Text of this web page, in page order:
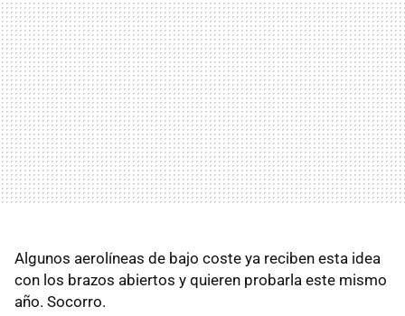
Algunos aerolíneas de bajo coste ya reciben esta idea
con los brazos abiertos y quieren probarla este mismo
año. Socorro.